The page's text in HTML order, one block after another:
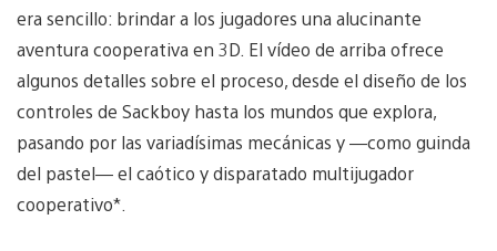
era sencillo: brindar a los jugadores una alucinante
aventura cooperativa en 3D. El vídeo de arriba ofrece
algunos detalles sobre el proceso, desde el diseño de los
controles de Sackboy hasta los mundos que explora,
pasando por las variadísimas mecánicas y —como guinda
del pastel— el caótico y disparatado multijugador
cooperativo*.